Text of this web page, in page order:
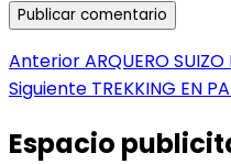
Navegación
de
entradas
AnteriorEntrada
anterior:
ARQUERO SUIZO
Siguiente Entrada
TREKKING EN
Espacio